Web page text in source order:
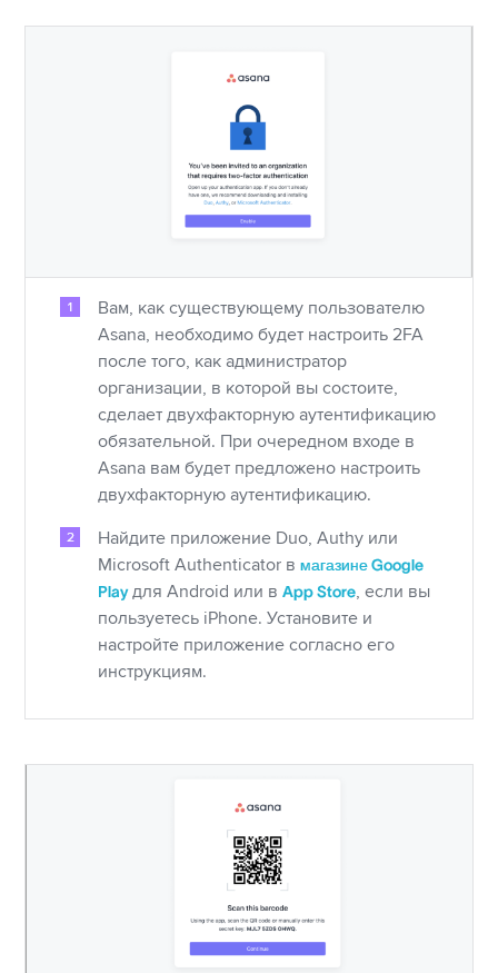
Вам, как существующему пользователю
Asana, необходимо будет настроить 2FA
после того, как администратор
организации, в которой вы состоите,
сделает двухфакторную аутентификацию
обязательной. При очередном входе в
Asana вам будет предложено настроить
двухфакторную аутентификацию.
Найдите приложение Duo, Authy или
Microsoft Authenticator вмагазине Google
Playдля Android или вApp Store , если вы
пользуетесь iPhone. Установите и
настройте приложение согласно его
инструкциям.